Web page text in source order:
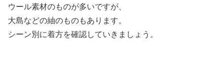
ウール素材のものが多いですが、
大島などの紬のものもあります。
シーン別に着方を確認していきましょう。